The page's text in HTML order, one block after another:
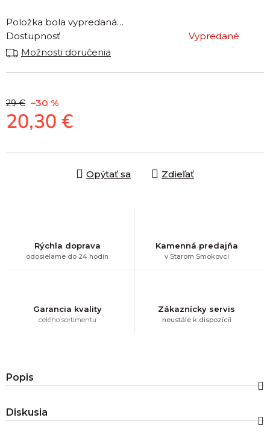
Položka bola vypredaná…
Dostupnosť
Vypredané
Možnosti doručenia
29 € –30 %
20,30 €
Opýtať sa Zdieľať
Rýchla doprava
odosielame do 24 hodín
Kamenná predajňa
v Starom Smokovci
Garancia kvality
celého sortimentu
Zákaznícky servis
neustále k dispozícii
Popis
Diskusia